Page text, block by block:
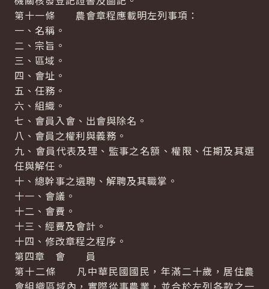
第十一條 農會章程應載明左列事項：
一、名稱。
二、宗旨。
三、區域。
四、會址。
五、任務。
六、組織。
七、會員入會、出會與除名。
八、會員之權利與義務。
九、會員代表及理、監事之名額、權限、任期及其選
任與解任。
十、總幹事之遴聘、解聘及其職掌。
十一、會議。
十二、會費。
十三、經費及會計。
十四、修改章程之程序。
第四章 會 員
第十二條 凡中華民國國民，年滿二十歲，居住農
會組織區域內，實際從事農業，並合於左列各款之一